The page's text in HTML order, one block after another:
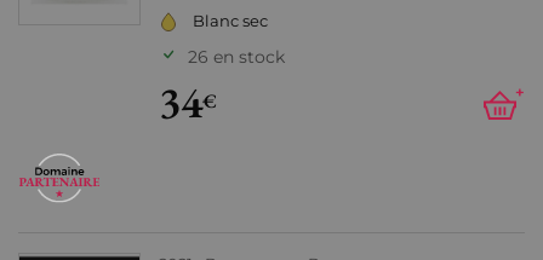
Blanc sec
26 en stock
34€ +